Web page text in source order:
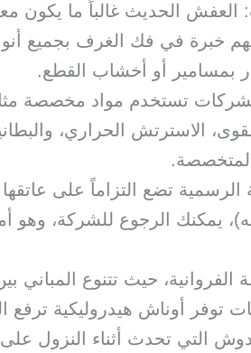
العفش الحديث غالباً ما يكون
خبرة في فك الغرف بجميع
بمسامير أو أخشاب القطع.
تستخدم مواد مخصصة مثل
الاسترتش الحراري،
تضع التزاماً على عاتقها
يمكنك الرجوع للشركة، وهو
الفروانية، حيث تتنوع
توفر أوناش هيدروليكية
التي تحدث أثناء النزول على